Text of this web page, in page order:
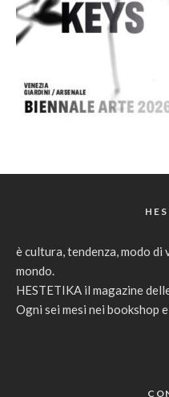
è cultura, tendenza, modo di
mondo.
HESTETIKA il magazine
Ogni sei mesi nei bookshop